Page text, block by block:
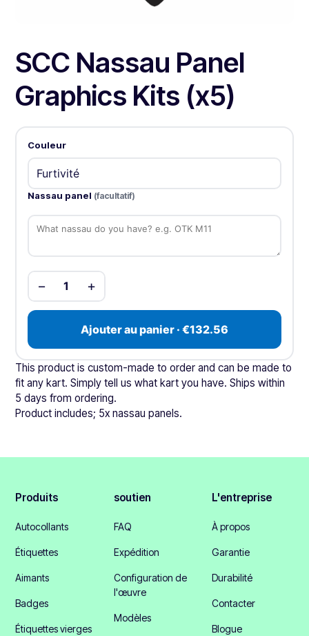
SCC Nassau Panel
Graphics Kits (x5)
Couleur
Nassau panel (facultatif)
− 1 +
Ajouter au panier · €132.56
This product is custom-made to order and can be made to
fit any kart. Simply tell us what kart you have. Ships within
5 days from ordering.
Product includes; 5x nassau panels.
Produits
Autocollants
Étiquettes
Aimants
Badges
Étiquettes vierges
soutien
FAQ
Expédition
Configuration de
l'œuvre
Modèles
L'entreprise
À propos
Garantie
Durabilité
Contacter
Blogue